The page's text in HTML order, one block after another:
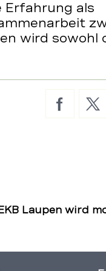
Erfahrung als
wird sowohl
Facebook
Laupen wird